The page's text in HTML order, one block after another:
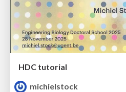
HDC tutorial
michielstock